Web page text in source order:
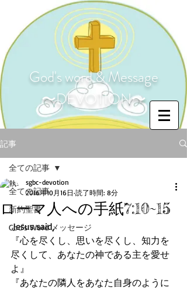
God's word & Message
〜DEVOTION〜
記事
全ての記事
新約聖書
God's Word メッセージ
全ての記事
ローマ人への手紙7:10~15
sgbc-devotion
2016年10月16日 読了時間: 8分
Jesus said,
『心を尽くし、思いを尽くし、知力を
尽くして、あなたの神である主を愛せ
よ』
『あなたの隣人をあなた自身のように